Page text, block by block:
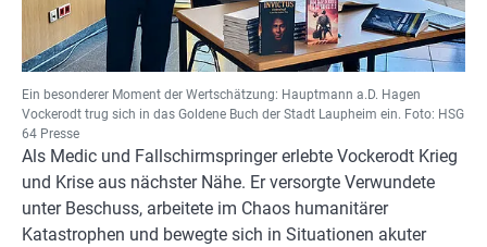
Ein besonderer Moment der Wertschätzung: Hauptmann a.D. Hagen
Vockerodt trug sich in das Goldene Buch der Stadt Laupheim ein. Foto: HSG
64 Presse
Als Medic und Fallschirmspringer erlebte Vockerodt Krieg
und Krise aus nächster Nähe. Er versorgte Verwundete
unter Beschuss, arbeitete im Chaos humanitärer
Katastrophen und bewegte sich in Situationen akuter